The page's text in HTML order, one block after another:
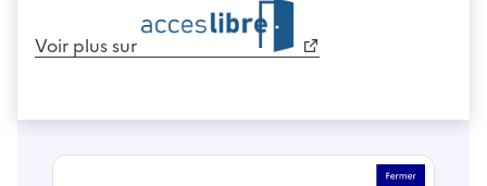
Voir plus sur